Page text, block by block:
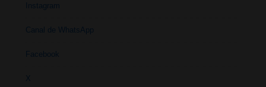
Instagram
Canal de WhatsApp
Facebook
X